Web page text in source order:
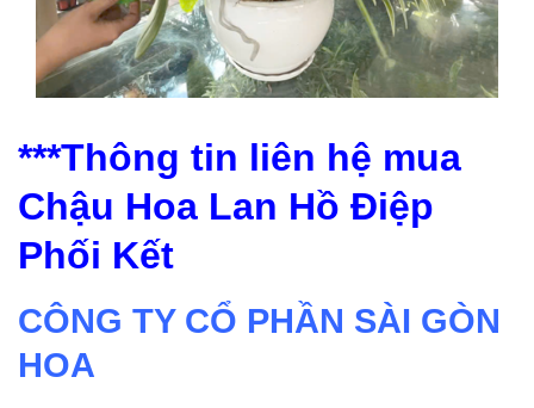
***Thông tin liên hệ mua
Chậu Hoa Lan Hồ Điệp
Phối Kết
CÔNG TY CỔ PHẦN SÀI GÒN
HOA